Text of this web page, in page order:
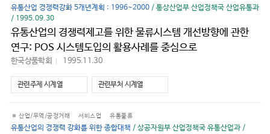
유통산업 경쟁력강화 5개년계획 : 1996~2000 / 통상산업부 산업정책국 산업유통과
/ 1995.09.30
유통산업의 경쟁력제고를 위한 물류시스템 개선방향에 관한
연구: POS 시스템도입의 활용사례를 중심으로
한국상품학회 1995.11.30
가
기
관련주제 시계열 관련부처 시계열
산업/무역/공정거래 서비스업 유통물류
유통산업의 경쟁력 강화를 위한 종합대책 / 상공자원부 산업정책국 유통산업과 /